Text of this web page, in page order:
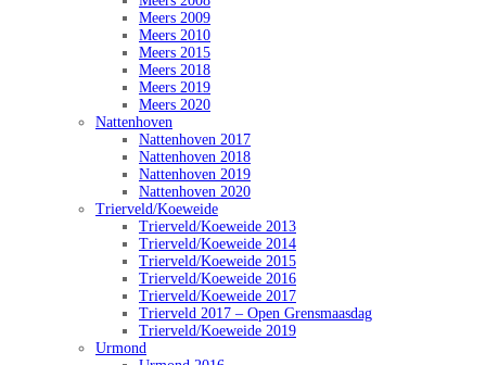
Meers 2009
Meers 2010
Meers 2015
Meers 2018
Meers 2019
Meers 2020
Nattenhoven
Nattenhoven 2017
Nattenhoven 2018
Nattenhoven 2019
Nattenhoven 2020
Trierveld/Koeweide
Trierveld/Koeweide 2013
Trierveld/Koeweide 2014
Trierveld/Koeweide 2015
Trierveld/Koeweide 2016
Trierveld/Koeweide 2017
Trierveld 2017 – Open Grensmaasdag
Trierveld/Koeweide 2019
Urmond